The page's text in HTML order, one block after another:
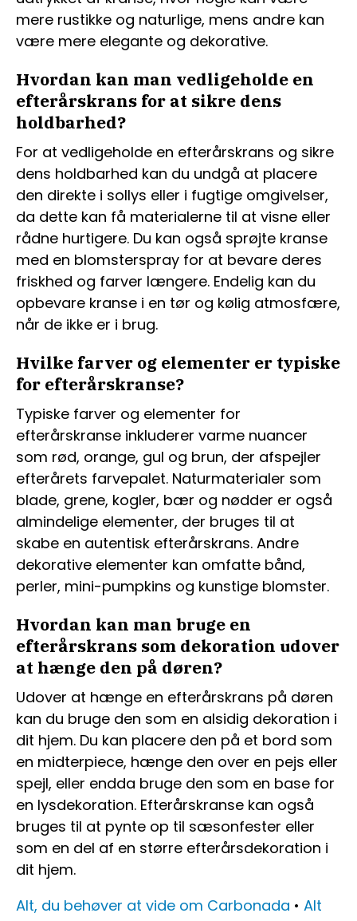
mere rustikke og naturlige, mens andre kan
være mere elegante og dekorative.
Hvordan kan man vedligeholde en
efterårskrans for at sikre dens
holdbarhed?
For at vedligeholde en efterårskrans og sikre
dens holdbarhed kan du undgå at placere
den direkte i sollys eller i fugtige omgivelser,
da dette kan få materialerne til at visne eller
rådne hurtigere. Du kan også sprøjte kranse
med en blomsterspray for at bevare deres
friskhed og farver længere. Endelig kan du
opbevare kranse i en tør og kølig atmosfære,
når de ikke er i brug.
Hvilke farver og elementer er typiske
for efterårskranse?
Typiske farver og elementer for
efterårskranse inkluderer varme nuancer
som rød, orange, gul og brun, der afspejler
efterårets farvepalet. Naturmaterialer som
blade, grene, kogler, bær og nødder er også
almindelige elementer, der bruges til at
skabe en autentisk efterårskrans. Andre
dekorative elementer kan omfatte bånd,
perler, mini-pumpkins og kunstige blomster.
Hvordan kan man bruge en
efterårskrans som dekoration udover
at hænge den på døren?
Udover at hænge en efterårskrans på døren
kan du bruge den som en alsidig dekoration i
dit hjem. Du kan placere den på et bord som
en midterpiece, hænge den over en pejs eller
spejl, eller endda bruge den som en base for
en lysdekoration. Efterårskranse kan også
bruges til at pynte op til sæsonfester eller
som en del af en større efterårsdekoration i
dit hjem.
Alt, du behøver at vide om Carbonada • Alt